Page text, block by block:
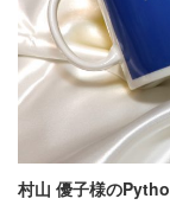
村山 優子様の